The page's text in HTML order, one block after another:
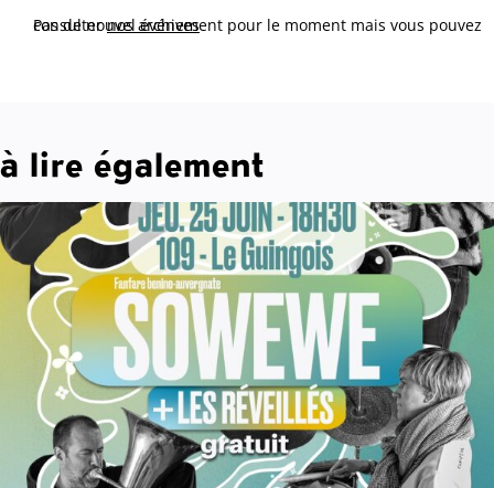
Pas de nouvel événement pour le moment mais vous pouvez consulternos archives
à lire également